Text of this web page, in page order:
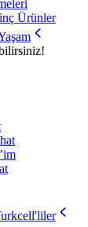
Ürünler